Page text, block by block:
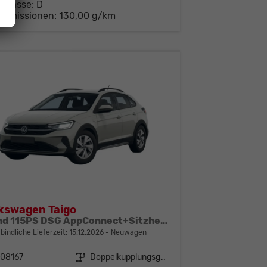
-Klasse: D
-Emissionen:130,00 g/km
Taigo
Trend 115PS DSG AppConnect+Sitzheizung+PDC+Alu16+LED+DAB+FrontAssist
Lieferzeit:15.12.2026 Neuwagen
Getriebe
Doppelkupplungsgetriebe (DSG)